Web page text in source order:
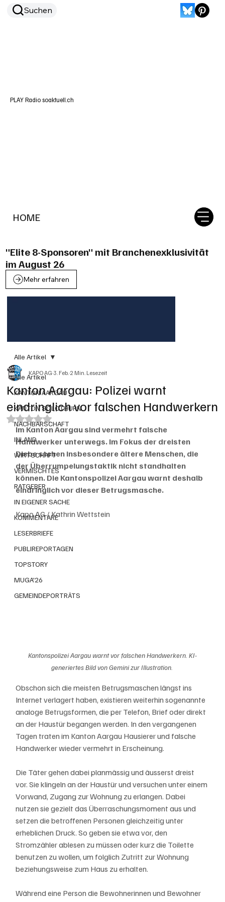
HOME
Suchen
PLAY Radio soaktuell.ch
"Elite 8-Sponsoren" mit Branchenexklusivität
im August 26
Mehr erfahren
Alle Artikel
KANTON AARGAU
KANTON SOLOTHURN
NACHBARSCHAFT
INLAND
WIRTSCHAFT
VERMISCHTES
RATGEBER
IN EIGENER SACHE
KOMMENTARE
LESERBRIEFE
PUBLIREPORTAGEN
TOPSTORY
MUGA'26
GEMEINDEPORTRÄTS
Alle Artikel
Kanton Aargau: Polizei warnt
eindringlich vor falschen Handwerkern
KAPO AG3. Feb.2 Min. Lesezeit
Mit NaN von 5 Sternen bewertet.
Im Kanton Aargau sind vermehrt falsche
Handwerker unterwegs. Im Fokus der dreisten
Diebe stehen insbesondere ältere Menschen, die
der Überrumpelungstaktik nicht standhalten
können. Die Kantonspolizei Aargau warnt deshalb
eindringlich vor dieser Betrugsmasche.
Kapo AG / Kathrin Wettstein
Kantonspolizei Aargau warnt vor falschen Handwerkern. KI-
generiertes Bild von Gemini zur Illustration.
Obschon sich die meisten Betrugsmaschen längst ins
Internet verlagert haben, existieren weiterhin sogenannte
analoge Betrugsformen, die per Telefon, Brief oder direkt
an der Haustür begangen werden. In den vergangenen
Tagen traten im Kanton Aargau Hausierer und falsche
Handwerker wieder vermehrt in Erscheinung.
Die Täter gehen dabei planmässig und äusserst dreist
vor. Sie klingeln an der Haustür und versuchen unter einem
Vorwand, Zugang zur Wohnung zu erlangen. Dabei
nutzen sie gezielt das Überraschungsmoment aus und
setzen die betroffenen Personen gleichzeitig unter
erheblichen Druck. So geben sie etwa vor, den
Stromzähler ablesen zu müssen oder kurz die Toilette
benutzen zu wollen, um folglich Zutritt zur Wohnung
beziehungsweise zum Haus zu erhalten.
Während eine Person die Bewohnerinnen und Bewohner